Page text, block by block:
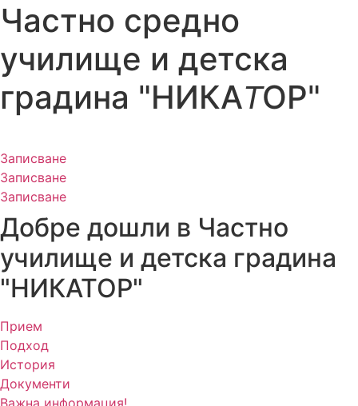
Частно средно
училище и детска
градина "НИКАТОР"
Записване
Записване
Записване
Добре дошли в Частно
училище и детска градина
"НИКАТОР"
Прием
Подход
История
Документи
Важна информация!